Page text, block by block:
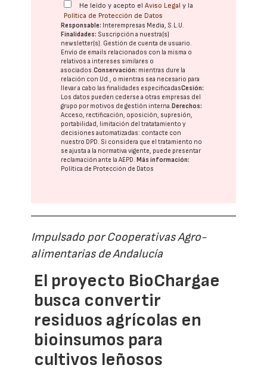
He leído y acepto elAviso Legal y la
Política de Protección de Datos
Responsable: Interempresas Media, S.L.U.
Finalidades: Suscripción a nuestra(s)
newsletter(s). Gestión de cuenta de usuario.
Envío de emails relacionados con la misma o
relativos a intereses similares o
asociados.Conservación: mientras dure la
relación con Ud., o mientras sea necesario para
llevar a cabo las finalidades especificadasCesión:
Los datos pueden cederse a otras empresas del
grupo por motivos de gestión interna.Derechos:
Acceso, rectificación, oposición, supresión,
portabilidad, limitación del tratatamiento y
decisiones automatizadas: contacte con
nuestro DPD. Si considera que el tratamiento no
se ajusta a la normativa vigente, puede presentar
reclamación ante laAEPD.Más información:
Política de Protección de Datos
Impulsado por Cooperativas Agro-
alimentarias de Andalucía
El proyecto BioChargae
busca convertir
residuos agrícolas en
bioinsumos para
cultivos leñosos